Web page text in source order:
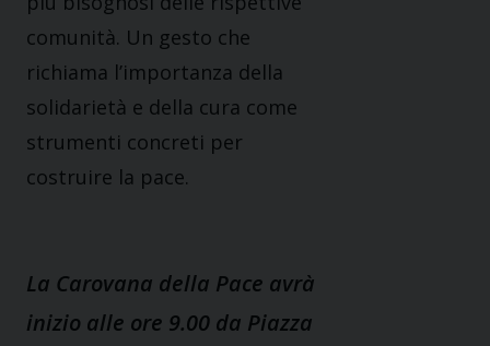
comunità. Un gesto che
richiama l’importanza della
solidarietà e della cura come
strumenti concreti per
costruire la pace.
La Carovana della Pace avrà
inizio alle ore 9.00 da Piazza